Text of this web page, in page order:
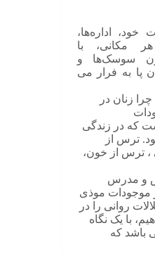
اداره‌ها،
مکانی، با
سوسک‌ها و
پا به فرار می
چرا زنان در
که در زندگی
ترس از
، ترس از خون،
و مدرس
موجودات موذی
روانی را در
با یک نگاه
باشد که